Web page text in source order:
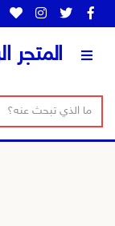
المتجر
س
ص
ا